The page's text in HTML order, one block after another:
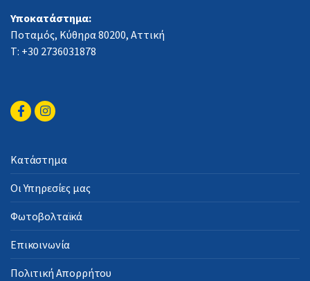
Υποκατάστημα:
Ποταμός, Κύθηρα 80200, Αττική
Τ: +30 2736031878
Κατάστημα
Οι Υπηρεσίες μας
Φωτοβολταϊκά
Επικοινωνία
Πολιτική Απορρήτου